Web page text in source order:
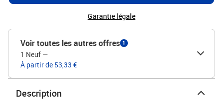
Garantie légale
Voir toutes les autres offres 1
1 Neuf —
À partir de 53,33 €
Description